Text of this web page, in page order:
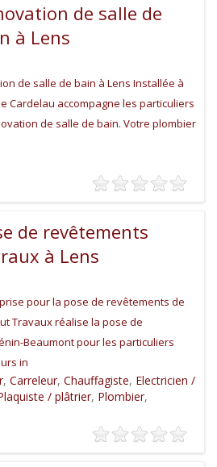
de salle de
à Lens
de salle de bain à Lens Installée à
Cardelau accompagne les particuliers
de salle de bain. Votre plombier
de revêtements
à Lens
pour la pose de revêtements de
Travaux réalise la pose de
Beaumont pour les particuliers
in
, Carreleur, Chauffagiste, Electricien /
/ plâtrier, Plombier,